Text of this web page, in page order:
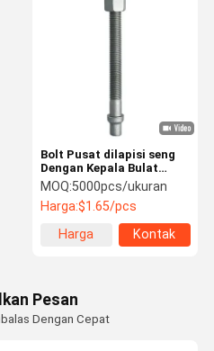
Bolt Pusat dilapisi seng
Dengan Kepala Bulat
Kacang Hexagonal 8.8
10.9 Grade DIN Standar
1.5mm Thread untuk
Aplikasi Tugas Berat
MOQ:5000pcs/ukuran
Harga:$1.65/pcs
Harga
Kontak
Pesan
Dengan Cepat